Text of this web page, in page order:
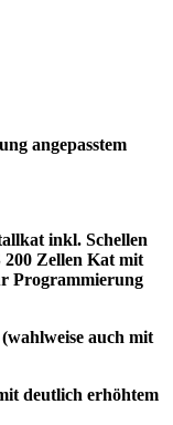
angepasstem
inkl. Schellen
200 Zellen Kat mit
Programmierung
auch mit
deutlich erhöhtem